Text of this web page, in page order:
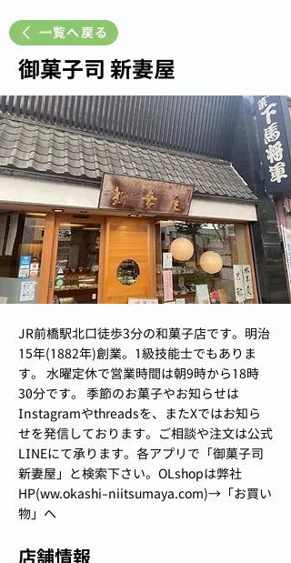
一覧へ戻る
御菓子司 新妻屋
JR前橋駅北口徒歩3分の和菓子店です。明治
15年(1882年)創業。1級技能士でもありま
す。 水曜定休で営業時間は朝9時から18時
30分です。 季節のお菓子やお知らせは
Instagramやthreadsを、またXではお知ら
せを発信しております。ご相談や注文は公式
LINEにて承ります。各アプリで「御菓子司
新妻屋」と検索下さい。OLshopは弊社
HP(ww.okashi-niitsumaya.com)→「お買い
物」へ
店舗情報